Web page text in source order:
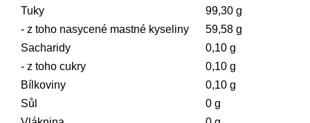
Tuky
99,30 g
- z toho nasycené mastné kyseliny
59,58 g
Sacharidy
0,10 g
- z toho cukry
0,10 g
Bílkoviny
0,10 g
Sůl
0 g